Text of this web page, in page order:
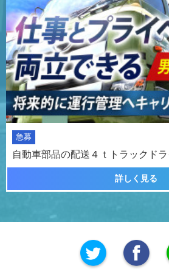
急募
自動車部品の配送４ｔトラックド
詳しく見る